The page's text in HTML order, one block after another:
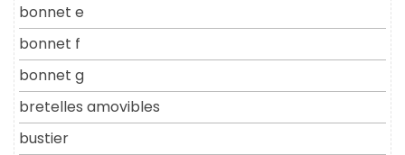
bonnet e
bonnet f
bonnet g
bretelles amovibles
bustier